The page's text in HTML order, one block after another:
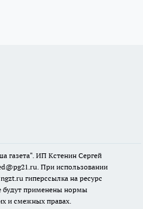
газета". ИП Кстенин Сергей
При использовании
гиперссылка на ресурс
будут применены нормы
и смежных правах.